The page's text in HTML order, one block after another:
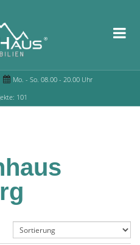
Mo. - So. 08.00 - 20.00 Uhr
101